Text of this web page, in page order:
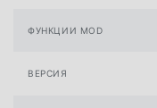
ФУНКЦИИ MOD
ВЕРСИЯ